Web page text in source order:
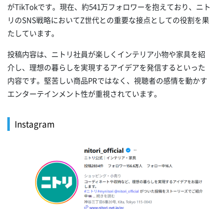
がTikTokです。現在、約541万フォロワーを抱えており、ニト
リのSNS戦略においてZ世代との重要な接点としての役割を果
たしています。
投稿内容は、ニトリ社員が楽しくインテリア小物や家具を紹
介し、理想の暮らしを実現するアイデアを発信するといった
内容です。堅苦しい商品PRではなく、視聴者の感情を動かす
エンターテインメント性が重視されています。
Instagram